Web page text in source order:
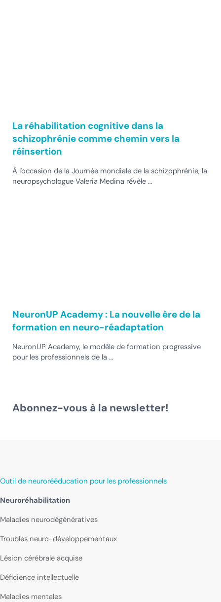
La réhabilitation cognitive dans la
schizophrénie comme chemin vers la
réinsertion
À l'occasion de la Journée mondiale de la schizophrénie, la
neuropsychologue Valeria Medina révèle …
NeuronUP Academy : La nouvelle ère de la
formation en neuro-réadaptation
NeuronUP Academy, le modèle de formation progressive
pour les professionnels de la …
Abonnez-vous à la newsletter!
Outil de neurorééducation pour les professionnels
Neuroréhabilitation
Maladies neurodégénératives
Troubles neuro-développementaux
Lésion cérébrale acquise
Déficience intellectuelle
Maladies mentales